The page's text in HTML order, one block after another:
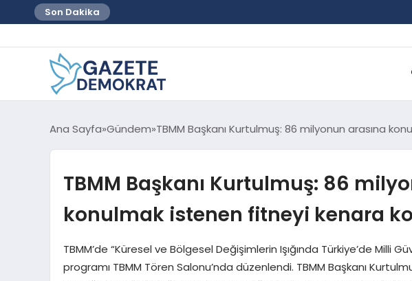
Son Dakika
Ana Sayfa Gündem TBMM Başkanı Kurtulmuş: 86 milyonun arasına
TBMM Başkanı Kurtulmuş: 86
konulmak istenen fitneyi kenara
TBMM’de “Küresel ve Bölgesel Değişimlerin Işığında Türkiye’de Milli
programı TBMM Tören Salonu’nda düzenlendi. TBMM Başkanı